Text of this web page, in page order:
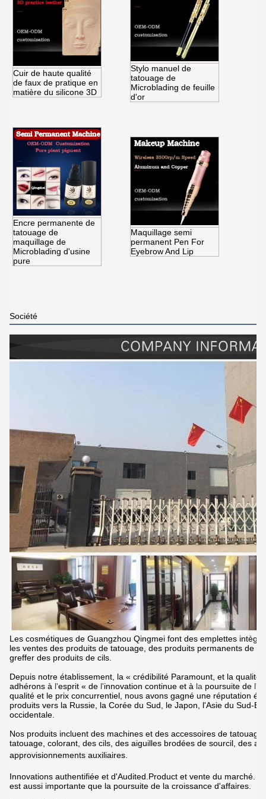
Cuir de haute qualité
de faux de pratique en
matière du silicone 3D
Stylo manuel de
tatouage de
Microblading de feuille
d'or
Encre permanente de
tatouage de
maquillage de
Microblading d'usine
pure
Maquillage semi
permanent Pen For
Eyebrow And Lip
Société
Les cosmétiques de Guangzhou Qingmei font des emplettes
les ventes des produits de tatouage, des produits permanents de
greffer des produits de cils.
Depuis notre établissement, la « crédibilité Paramount, et la qualité
adhérons à l'esprit « de l'innovation continue et à la poursuite de l'
qualité et le prix concurrentiel, nous avons gagné une réputation
produits vers la Russie, la Corée du Sud, le Japon, l'Asie du Sud-
occidentale.
Nos produits incluent des machines et des accessoires de
tatouage, colorant, des cils, des aiguilles brodées de sourcil, des
approvisionnements auxiliaires
Innovations authentifiée et d'Audited.Product et vente du marché.
est aussi importante que la poursuite de la croissance d'affaires.